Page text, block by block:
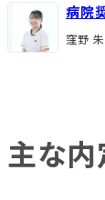
病院
窪野
主な